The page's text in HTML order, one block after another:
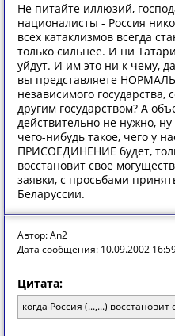
Не питайте иллюзий,
националисты - Россия
всех катаклизмов всегда
только сильнее. И ни
уйдут. И им это ни к чему,
вы представляете
независимого государства,
другим государством? А
действительно не нужно,
чего-нибудь такое, чего у
ПРИСОЕДИНЕНИЕ будет,
восстановит свое
заявки, с просьбами
Беларуссии.
Автор: An2
Дата сообщения: 10.09.2002
Цитата:
когда Россия (...,...)